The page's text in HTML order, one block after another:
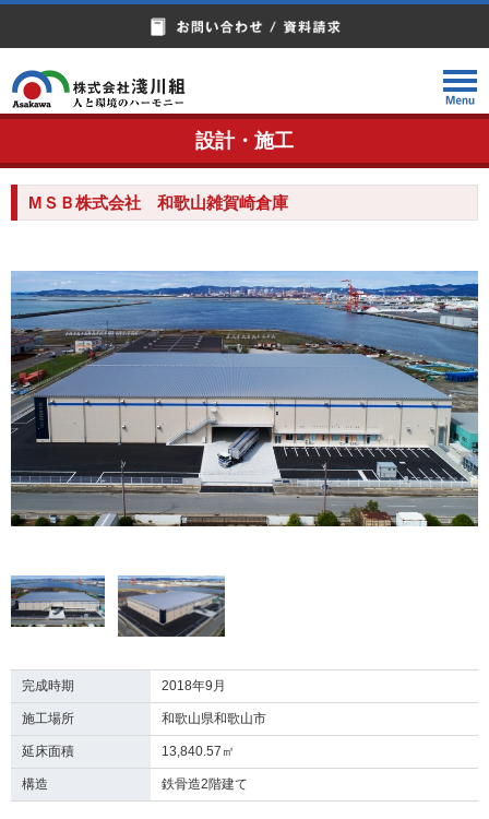
設計・施工
MＳＢ株式会社 和歌山雑賀崎倉庫
完成時期 2018年9月
施工場所 和歌山県和歌山市
延床面積 13,840.57㎡
構造 鉄骨造2階建て